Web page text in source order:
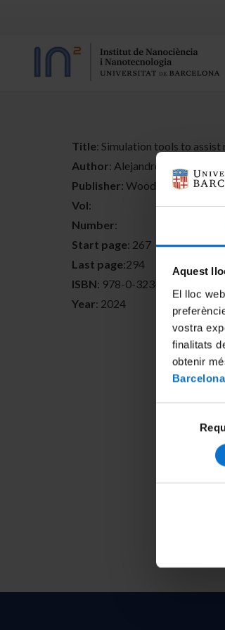
Aquest
El lloc
vostra
finalitats
obtenir
Barcelona
consentiment
Title: Simulation tools to
Author: Alejandro Calderón;
Publisher: Woodhead
Vol:
Number:
Start page: 267
Last page:294
ISBN: 978-0-323-95122-7
Year: 2024